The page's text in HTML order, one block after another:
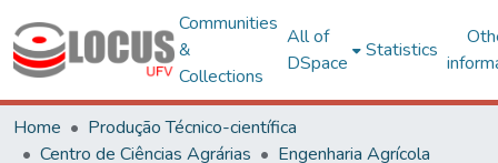
Communities
&
Collections
All of
DSpace
Statistics
Home
Produção Técnico-científica
Centro de Ciências Agrárias
Engenharia Agrícola